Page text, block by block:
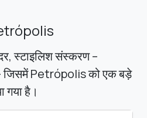
स्टाइलिश संस्करण –
– जिसमें Petrópolis को एक बड़े
गया है।